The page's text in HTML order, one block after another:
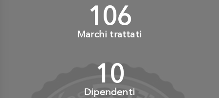
110+
Marchi trattati
10+
Dipendenti